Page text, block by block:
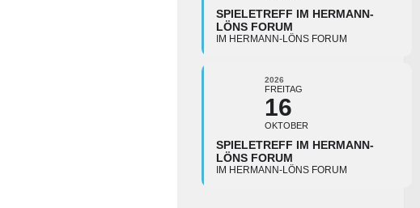
SPIELETREFF IM HERMANN-
LÖNS FORUM
IM HERMANN-LÖNS FORUM
2026
FREITAG
16
OKTOBER
SPIELETREFF IM HERMANN-
LÖNS FORUM
IM HERMANN-LÖNS FORUM